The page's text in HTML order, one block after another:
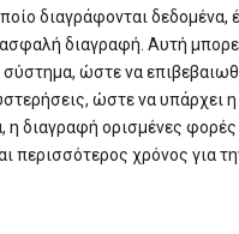
διαγράφονται δεδομένα,
διαγραφή. Αυτή
ώστε να
ώστε να υπάρχει η
η διαγραφή ορισμένες φορές
περισσότερος χρόνος για